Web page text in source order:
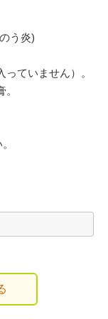
う炎)
ていません）。